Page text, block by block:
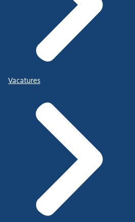
Vacatures